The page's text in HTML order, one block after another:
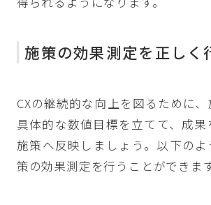
施策の効果測定を正しく
CXの継続的な向上を図るために
具体的な数値目標を立てて、成果
施策へ反映しましょう。以下の
策の効果測定を行うことができます